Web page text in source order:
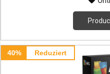
40% Reduziert